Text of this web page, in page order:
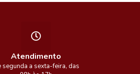
Atendimento
segunda a sexta-feira, das